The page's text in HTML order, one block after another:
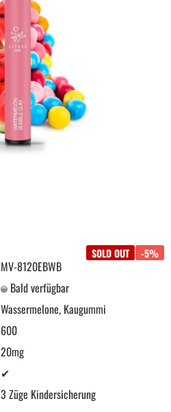
SOLD OUT -5%
MV-8120EBWB
Bald verfügbar
Wassermelone, Kaugummi
600
20mg
✔
3 Züge Kindersicherung